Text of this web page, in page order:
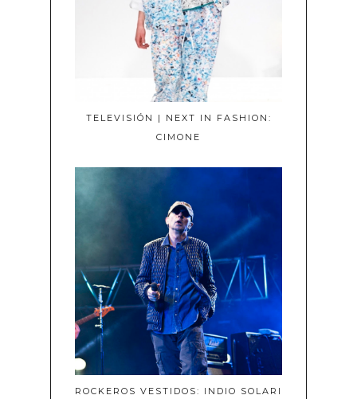
TELEVISIÓN | NEXT IN FASHION:
CIMONE
ROCKEROS VESTIDOS: INDIO SOLARI